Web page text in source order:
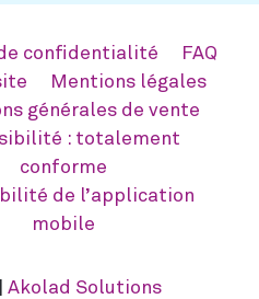
confidentialité
FAQ
Mentions légales
générales de vente
: totalement
conforme
de l’application
mobile
Akolad Solutions